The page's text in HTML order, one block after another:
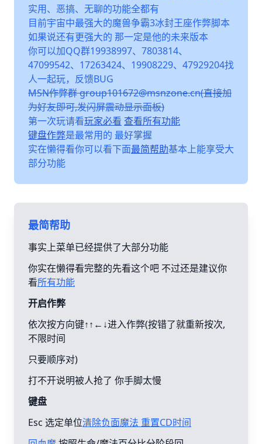
实用、恶搞、无聊的功能全都有
目前宇宙中最强大的魔兽争霸3冰封王座作弊脚本
如果说还有更强大的 那一定是他的未来版本
你可以加QQ群19938997、7803814、
47099542、17263424、19908229、47929204找
人一起玩，反馈BUG
MSN作弊群 group101672@msnzone.cn(直接加
为好友即可,发闪屏震动显示面板)
第一次玩请看玩家必看 查看所有功能
键盘作弊是最常用的 最好掌握
实在懒得看你可以看下面最简帮助基本上能享受大
部分功能
最简帮助
事实上菜单已经提供了大部分功能
你实在懒得看完整的先看这个吧 不过还是建议你
看所有功能
开启作弊
依次按方向键↑↑←↓进入作弊(按错了就重新按次,
不限时间
只要顺序对)
打不开说明被人抢了 你手脚太慢
键盘
Esc 选定单位清除负面魔法 重置CD时间